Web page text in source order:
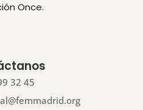
Once.
32 45